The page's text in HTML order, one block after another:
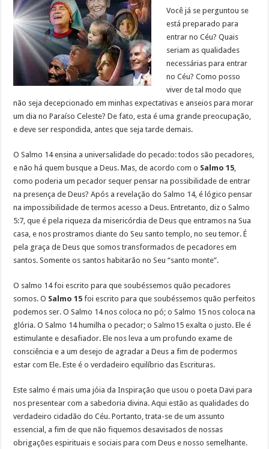
Você já se perguntou se
está preparado para
entrar no Céu? Quais
seriam as qualidades
necessárias para entrar
no Céu? Como posso
viver de tal modo que
não seja decepcionado em minhas expectativas e anseios para morar
um dia no Paraíso Celeste? De fato, esta é uma grande preocupação,
e deve ser respondida, antes que seja tarde demais.
O Salmo 14 ensina a universalidade do pecado: todos são pecadores,
e não há quem busque a Deus. Mas, de acordo com o Salmo 15,
como poderia um pecador sequer pensar na possibilidade de entrar
na presença de Deus? Após a revelação do Salmo 14, é lógico pensar
na impossibilidade de termos acesso a Deus. Entretanto, diz o Salmo
5:7, que é pela riqueza da misericórdia de Deus que entramos na Sua
casa, e nos prostramos diante do Seu santo templo, no seu temor. É
pela graça de Deus que somos transformados de pecadores em
santos. Somente os santos habitarão no Seu “santo monte”.
O salmo 14 foi escrito para que soubéssemos quão pecadores
somos. O Salmo 15 foi escrito para que soubéssemos quão perfeitos
podemos ser. O Salmo 14 nos coloca no pó; o Salmo 15 nos coloca na
glória. O Salmo 14 humilha o pecador; o Salmo15 exalta o justo. Ele é
estimulante e desafiador. Ele nos leva a um profundo exame de
consciência e a um desejo de agradar a Deus a fim de podermos
estar com Ele. Este é o verdadeiro equilíbrio das Escrituras.
Este salmo é mais uma jóia da Inspiração que usou o poeta Davi para
nos presentear com a sabedoria divina. Aqui estão as qualidades do
verdadeiro cidadão do Céu. Portanto, trata-se de um assunto
essencial, a fim de que não fiquemos desavisados de nossas
obrigações espirituais e sociais para com Deus e nosso semelhante.